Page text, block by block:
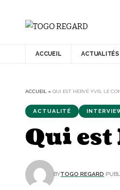
ACCUEIL
ACCUEIL » QUI EST HERVÉ YVIS, LE
ACTUALITÉ
Qui est
BYTOGO REGARD